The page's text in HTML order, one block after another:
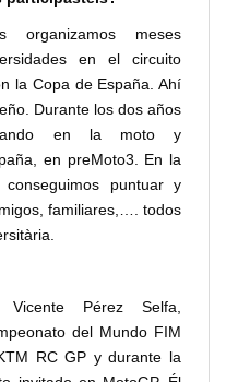
organizamos meses
en el circuito
la Copa de España. Ahí
Durante los dos años
en la moto y
en preMoto3. En la
puntuar y
familiares,…. todos
Pérez Selfa,
del Mundo FIM
RC GP y durante la